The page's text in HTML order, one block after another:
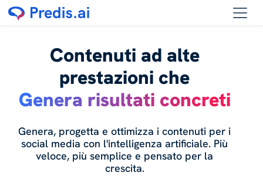
Contenuti ad alte
prestazioni che
Genera risultati concreti
Genera, progetta e ottimizza i contenuti per i
social media con l'intelligenza artificiale. Più
veloce, più semplice e pensato per la
crescita.